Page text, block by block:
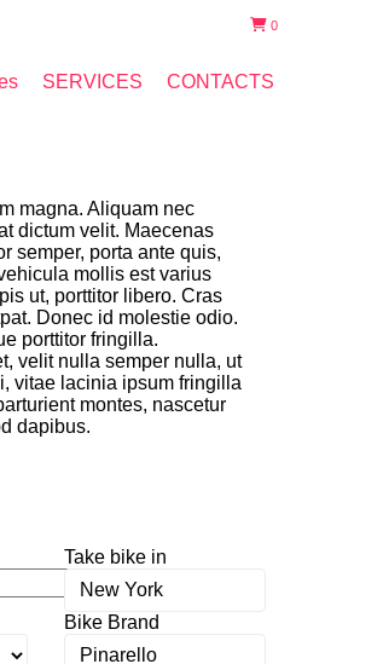
0
SERVICES CONTACTS
magna. Aliquam nec
dictum velit. Maecenas
semper, porta ante quis,
mollis est varius
ut, porttitor libero. Cras
Donec id molestie odio.
porttitor fringilla.
velit nulla semper nulla, ut
vitae lacinia ipsum fringilla
montes, nascetur
dapibus.
Take bike in
Bike Brand